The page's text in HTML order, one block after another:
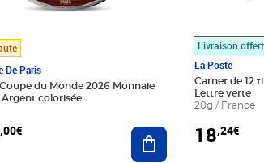
De Paris
Coupe du Monde 2026 Monnaie
Argent colorisée
,00€ Ajouter au panier
Livraison
La Poste
Carnet de 12
Lettre verte
20g / France
18,24€